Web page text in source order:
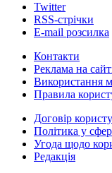
Twitter
RSS-стрічки
E-mail розсилка
Контакти
Реклама на
Використання
Правила
Договір
Політика у
Угода щодо
Редакція